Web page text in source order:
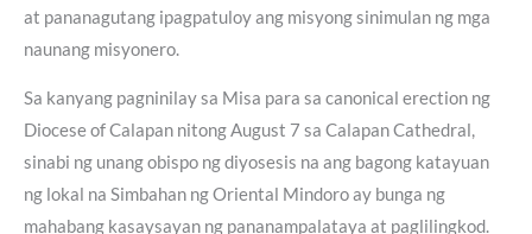
at pananagutang ipagpatuloy ang misyong sinimulan ng mga
naunang misyonero.
Sa kanyang pagninilay sa Misa para sa canonical erection ng
Diocese of Calapan nitong August 7 sa Calapan Cathedral,
sinabi ng unang obispo ng diyosesis na ang bagong katayuan
ng lokal na Simbahan ng Oriental Mindoro ay bunga ng
mahabang kasaysayan ng pananampalataya at paglilingkod.